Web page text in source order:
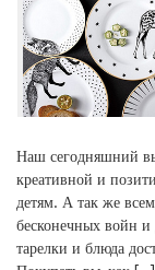
Наш сегодняшний
креативной и
детям. А так же
бесконечных войн и
тарелки и блюда